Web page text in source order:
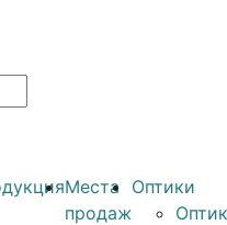
Места
продаж
Оптики